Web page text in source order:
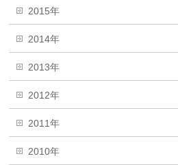
2015年
2014年
2013年
2012年
2011年
2010年